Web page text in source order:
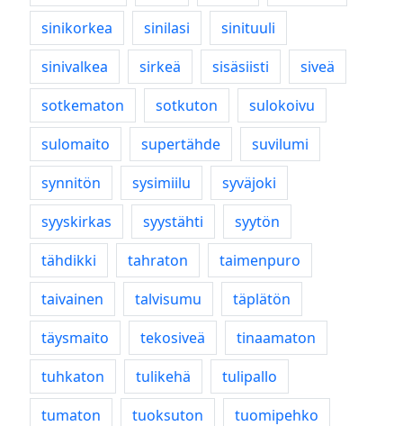
sinikorkea
sinilasi
sinituuli
sinivalkea
sirkeä sisäsiisti
siveä
sotkematon
sotkuton
sulokoivu
sulomaito
supertähde
suvilumi
synnitön
sysimiilu
syväjoki
syyskirkas
syystähti
syytön
tähdikki
tahraton
taimenpuro
taivainen
talvisumu
täplätön
täysmaito
tekosiveä
tinaamaton
tuhkaton
tulikehä
tulipallo
tumaton
tuoksuton
tuomipehko